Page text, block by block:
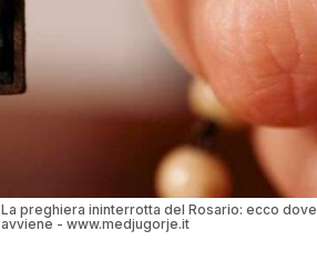
La preghiera ininterrotta del Rosario: ecco dove
avviene - www.medjugorje.it